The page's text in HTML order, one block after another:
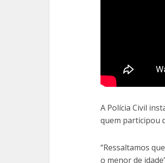
A Polícia Civil
quem participou
“Ressaltamos
o menor de